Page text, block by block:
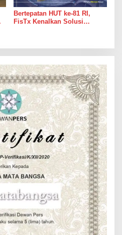
Bertepatan HUT ke-81 RI,
FisTx Kenalkan Solusi